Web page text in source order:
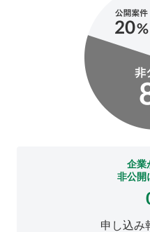
企業
非公開
申し込み